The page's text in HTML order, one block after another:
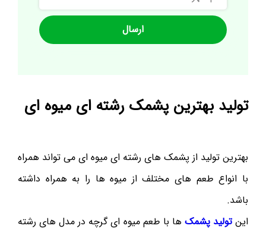
تولید بهترین پشمک رشته ای میوه ای
بهترین تولید از پشمک های رشته ای میوه ای می تواند همراه
با انواع طعم های مختلف از میوه ها را به همراه داشته
باشد.
اینتولید پشمک ها با طعم میوه ای گرچه در مدل های رشته